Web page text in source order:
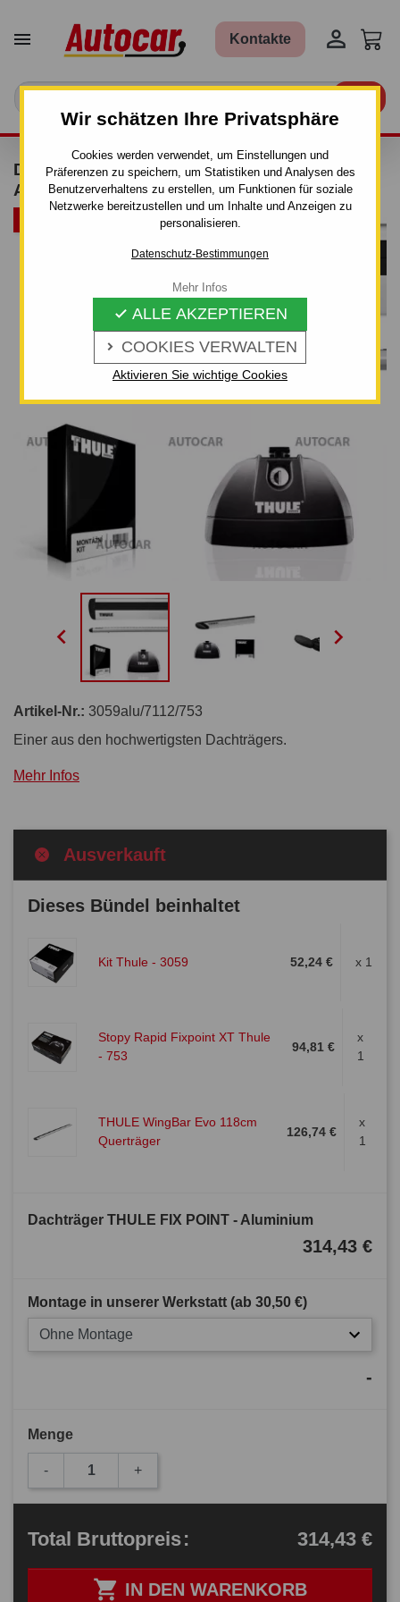
Wir schätzen Ihre Privatsphäre
Cookies werden verwendet, um Einstellungen und
Präferenzen zu speichern, um Statistiken und Analysen des
Benutzerverhaltens zu erstellen, um Funktionen für soziale
Netzwerke bereitzustellen und um Inhalte und Anzeigen zu
personalisieren.
Datenschutz-Bestimmungen
 COOKIES VERWALTEN
 ALLE AKZEPTIEREN
Aktivieren Sie wichtige Cookies
Mehr Infos
 Kontakte 
DACHTRÄGER THULE FIX POINT -
ALUMINIUM
 
Artikel-Nr.: 3059alu/7112/753
Einer aus den hochwertigsten Dachträgers.
Mehr Infos
Ausverkauft
Dieses Bündel beinhaltet
Kit Thule - 3059 52,24 € x 1
Stopy Rapid Fixpoint XT Thule
- 753
94,81 €
x
1
THULE WingBar Evo 118cm
Querträger
126,74 €
x
1
Dachträger THULE FIX POINT - Aluminium
314,43 €
Montage in unserer Werkstatt (ab 30,50 €)
Ohne Montage
-
Menge
- +
 IN DEN WARENKORB
Total Bruttopreis: 314,43 €